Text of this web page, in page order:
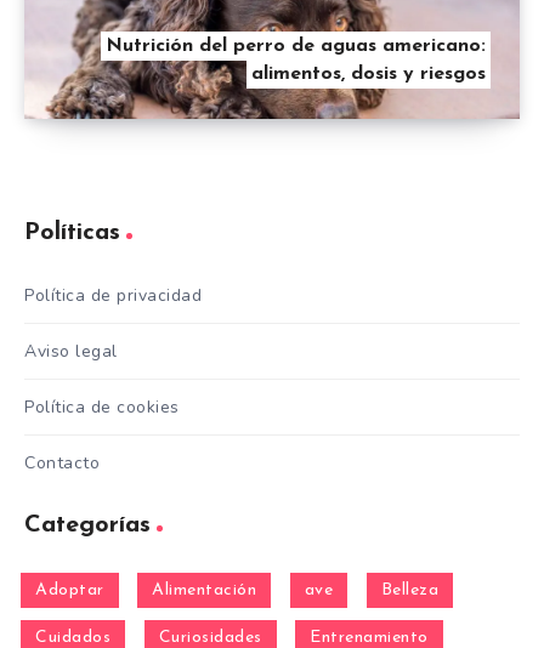
Nutrición del perro de aguas americano:
alimentos, dosis y riesgos
Políticas
Política de privacidad
Aviso legal
Política de cookies
Contacto
Categorías
Adoptar Alimentación ave Belleza
Cuidados Curiosidades Entrenamiento